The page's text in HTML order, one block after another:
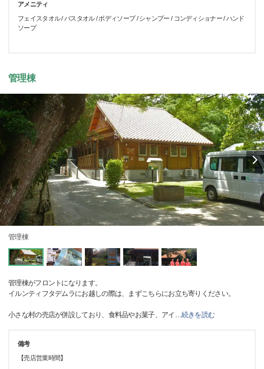
アメニティ
フェイスタオル / バスタオル / ボディソープ / シャンプー / コンディショナー / ハンド
ソープ
管理棟
管理棟
管理棟がフロントになります。
イルンティフタデムラにお越しの際は、まずこちらにお立ち寄りください。
小さな村の売店が併設しており、食料品やお菓子、アイ …続きを読む
備考
【売店営業時間】